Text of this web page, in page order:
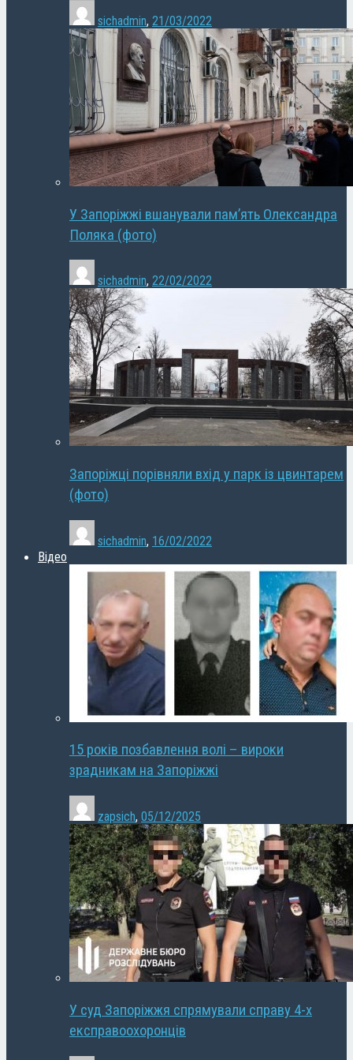
sichadmin, 21/03/2022
У Запоріжжі вшанували пам’ять Олександра
Поляка (фото)
sichadmin, 22/02/2022
Запоріжці порівняли вхід у парк із цвинтарем
(фото)
sichadmin, 16/02/2022
Відео
15 років позбавлення волі – вироки
зрадникам на Запоріжжі
zapsich, 05/12/2025
У суд Запоріжжя спрямували справу 4-х
експравоохоронців